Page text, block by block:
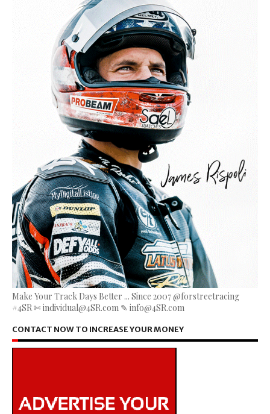
Make Your Track Days Better ... Since 2007 @forstreetracing
#4SR ✄ individual@4SR.com ✎ info@4SR.com
CONTACT NOW TO INCREASE YOUR MONEY